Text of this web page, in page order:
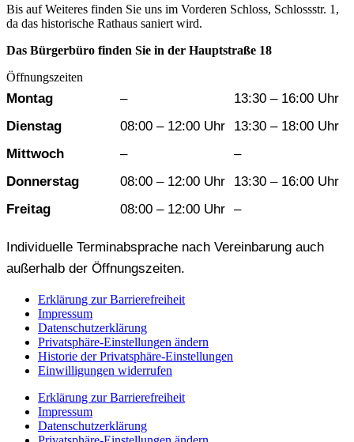
Bis auf Weiteres finden Sie uns im Vorderen Schloss, Schlossstr. 1,
da das historische Rathaus saniert wird.
Das Bürgerbüro finden Sie in der Hauptstraße 18
Öffnungszeiten
Wochentag Vormittag
Montag –
13:30 – 16:00 Uhr
Dienstag
08:00 – 12:00 Uhr
13:30 – 18:00 Uhr
Mittwoch
–
–
Donnerstag
08:00 – 12:00 Uhr
13:30 – 16:00 Uhr
Freitag
08:00 – 12:00 Uhr –
Individuelle Terminabsprache nach Vereinbarung auch
außerhalb der Öffnungszeiten.
Erklärung zur Barrierefreiheit
Impressum
Datenschutzerklärung
Privatsphäre-Einstellungen ändern
Historie der Privatsphäre-Einstellungen
Einwilligungen widerrufen
Erklärung zur Barrierefreiheit
Impressum
Datenschutzerklärung